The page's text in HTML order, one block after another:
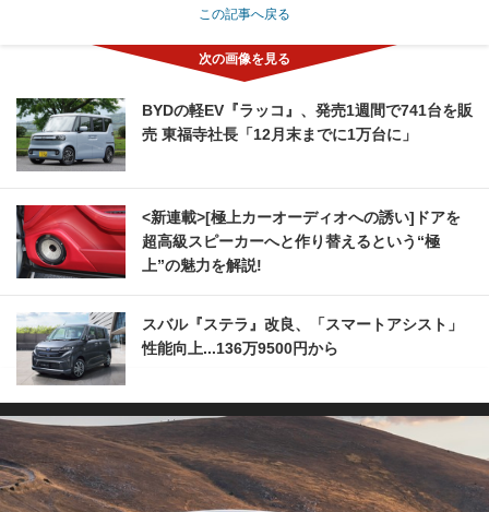
この記事へ戻る
BYDの軽EV『ラッコ』、発売1週間で741台を販
売 東福寺社長「12月末までに1万台に」
<新連載>[極上カーオーディオへの誘い]ドアを
超高級スピーカーへと作り替えるという“極
上”の魅力を解説!
スバル『ステラ』改良、「スマートアシスト」
性能向上...136万9500円から